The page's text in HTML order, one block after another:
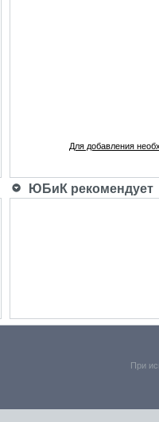
Для добавления
ЮБиК рекомендует
При